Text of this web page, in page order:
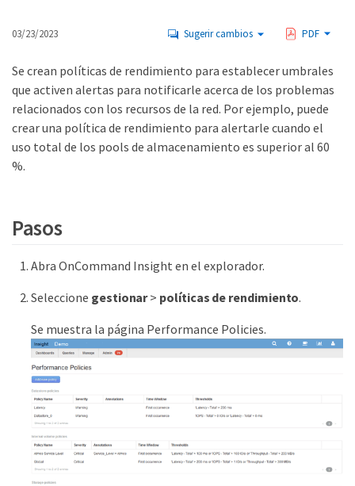
03/23/2023 Sugerir cambios PDF
Se crean políticas de rendimiento para establecer umbrales
que activen alertas para notificarle acerca de los problemas
relacionados con los recursos de la red. Por ejemplo, puede
crear una política de rendimiento para alertarle cuando el
uso total de los pools de almacenamiento es superior al 60
%.
Pasos
Abra OnCommand Insight en el explorador.
Seleccione gestionar> políticas de rendimiento.
Se muestra la página Performance Policies.